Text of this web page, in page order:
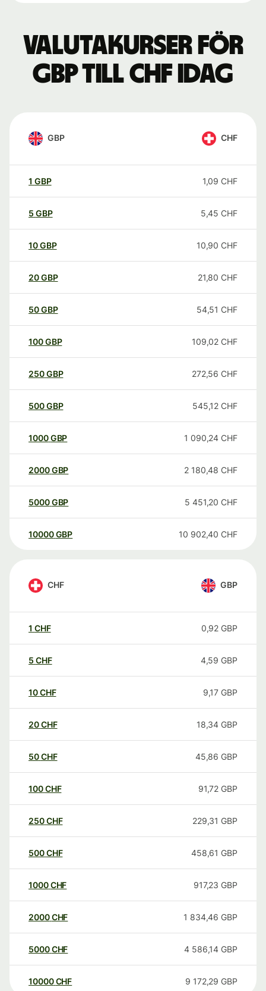
Valutakurser för
GBP till CHF idag
GBP CHF
1 GBP 1,09 CHF
5 GBP 5,45 CHF
10GBP 10,90 CHF
20GBP 21,80 CHF
50GBP 54,51 CHF
100GBP 109,02 CHF
250GBP 272,56 CHF
500GBP 545,12 CHF
1000GBP 1 090,24 CHF
2000GBP 2 180,48 CHF
5000GBP 5 451,20 CHF
10000 GBP 10 902,40 CHF
CHF GBP
1 CHF 0,92 GBP
5 CHF 4,59 GBP
10CHF 9,17 GBP
20CHF 18,34 GBP
50CHF 45,86 GBP
100CHF 91,72 GBP
250CHF 229,31 GBP
500CHF 458,61 GBP
1000CHF 917,23 GBP
2000CHF 1 834,46 GBP
5000CHF 4 586,14 GBP
10000 CHF 9 172,29 GBP